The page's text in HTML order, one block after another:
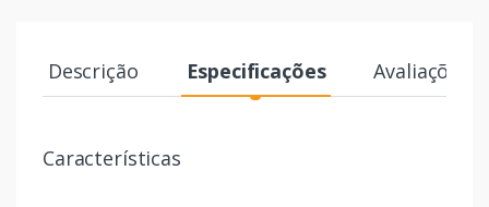
Descrição Especificações Avaliações
Características